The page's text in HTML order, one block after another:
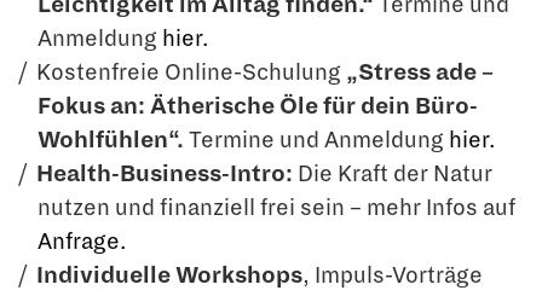
Leichtigkeit im Alltag finden.“ Termine und
Anmeldung hier.
Kostenfreie Online-Schulung „Stress ade –
Fokus an: Ätherische Öle für dein Büro-
Wohlfühlen“. Termine und Anmeldung hier.
Health-Business-Intro: Die Kraft der Natur
nutzen und finanziell frei sein – mehr Infos auf
Anfrage.
Individuelle Workshops, Impuls-Vorträge